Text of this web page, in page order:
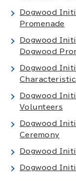
Dogwood
Promenade
Dogwood
Dogwood
Dogwood
Dogwood
Volunteers
Dogwood
Ceremony
Dogwood
Dogwood